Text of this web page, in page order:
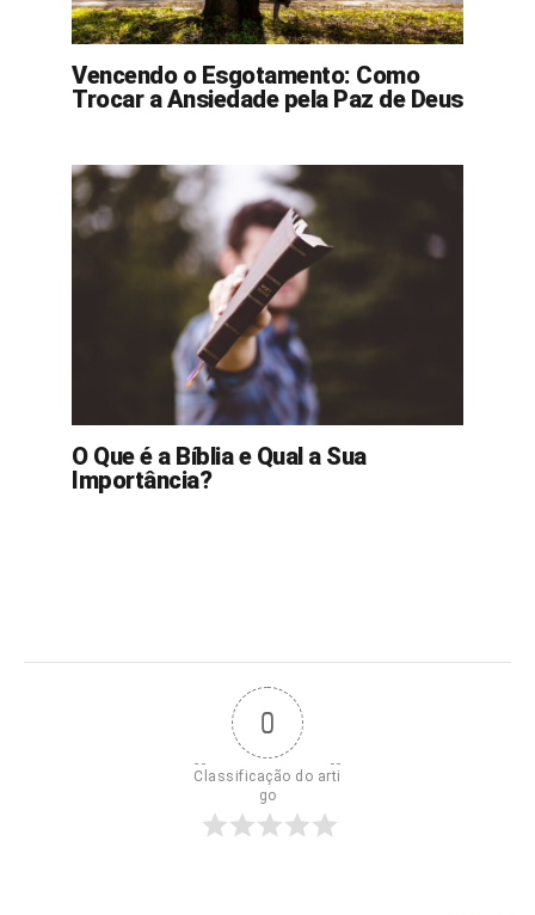
Vencendo o Esgotamento: Como
Trocar a Ansiedade pela Paz de Deus
O Que é a Bíblia e Qual a Sua
Importância?
0
Classificação do arti
go